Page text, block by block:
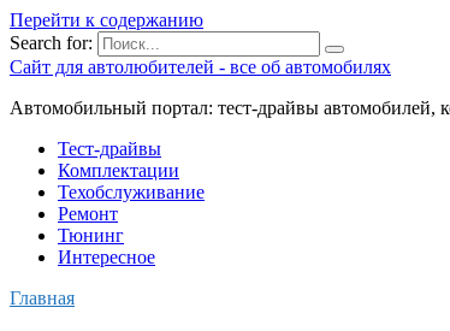
Перейти к содержанию
Search for:
Сайт для автолюбителей - все об автомобилях
Автомобильный портал: тест-драйвы автомобилей,
Тест-драйвы
Комплектации
Техобслуживание
Ремонт
Тюнинг
Интересное
Главная